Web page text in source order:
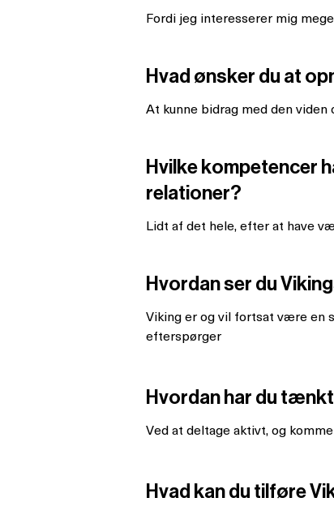
Fordi jeg interesserer mig
Hvad ønsker du at
At kunne bidrag med den
Hvilke kompetencer
relationer?
Lidt af det hele, efter at have
Hvordan ser du
Viking er og vil fortsat være en
efterspørger
Hvordan har du
Ved at deltage aktivt, og
Hvad kan du tilføre